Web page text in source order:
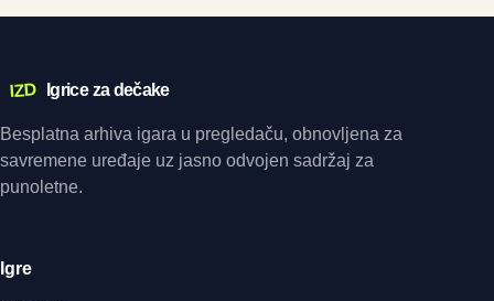
IZD Igrice za dečake
Besplatna arhiva igara u pregledaču, obnovljena za
savremene uređaje uz jasno odvojen sadržaj za
punoletne.
Igre